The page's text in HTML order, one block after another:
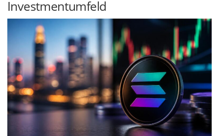
PRIVATIER WERDEN
Investmentumfeld